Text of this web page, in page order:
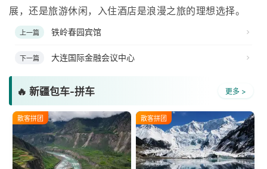
展，还是旅游休闲，入住酒店是浪漫之旅的理想选择。
上一篇 铁岭春园宾馆
下一篇 大连国际金融会议中心
🔥 新疆包车-拼车 更多 >
散客拼团 散客拼团